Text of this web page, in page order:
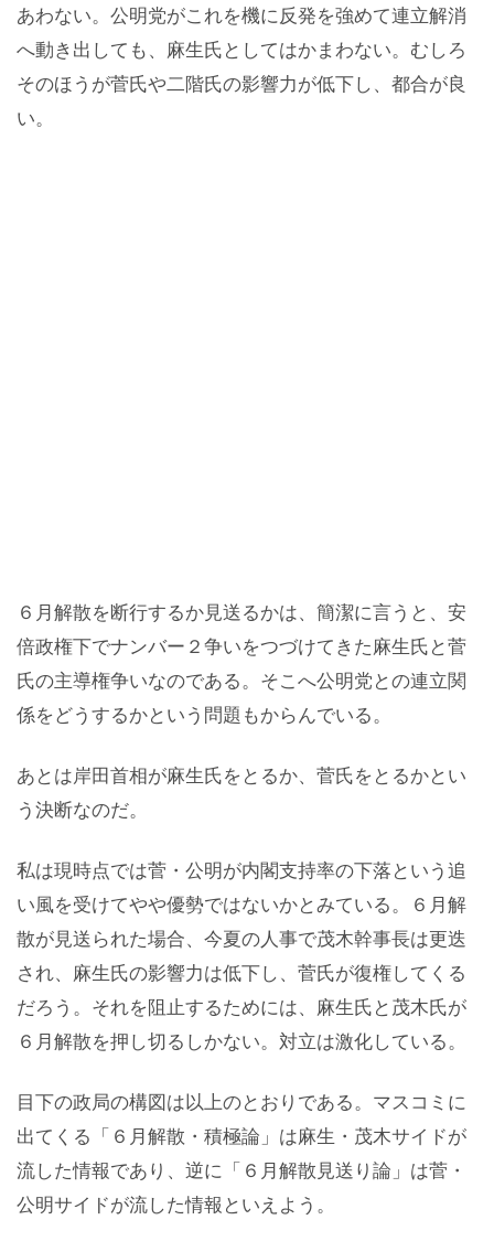
あわない。公明党がこれを機に反発を強めて連立解消
へ動き出しても、麻生氏としてはかまわない。むしろ
そのほうが菅氏や二階氏の影響力が低下し、都合が良
い。
６月解散を断行するか見送るかは、簡潔に言うと、安
倍政権下でナンバー２争いをつづけてきた麻生氏と菅
氏の主導権争いなのである。そこへ公明党との連立関
係をどうするかという問題もからんでいる。
あとは岸田首相が麻生氏をとるか、菅氏をとるかとい
う決断なのだ。
私は現時点では菅・公明が内閣支持率の下落という追
い風を受けてやや優勢ではないかとみている。６月解
散が見送られた場合、今夏の人事で茂木幹事長は更迭
され、麻生氏の影響力は低下し、菅氏が復権してくる
だろう。それを阻止するためには、麻生氏と茂木氏が
６月解散を押し切るしかない。対立は激化している。
目下の政局の構図は以上のとおりである。マスコミに
出てくる「６月解散・積極論」は麻生・茂木サイドが
流した情報であり、逆に「６月解散見送り論」は菅・
公明サイドが流した情報といえよう。